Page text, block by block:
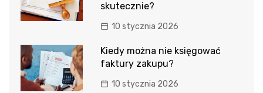
skutecznie?
10 stycznia 2026
Kiedy można nie księgować
faktury zakupu?
10 stycznia 2026